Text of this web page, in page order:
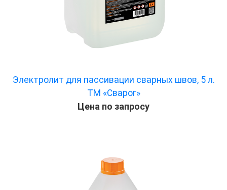
Электролит для пассивации сварных швов, 5 л.
ТМ «Сварог»
Цена по запросу